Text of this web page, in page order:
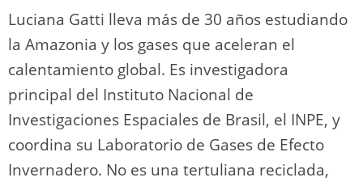
Luciana Gatti lleva más de 30 años estudiando
la Amazonia y los gases que aceleran el
calentamiento global. Es investigadora
principal del Instituto Nacional de
Investigaciones Espaciales de Brasil, el INPE, y
coordina su Laboratorio de Gases de Efecto
Invernadero. No es una tertuliana reciclada,